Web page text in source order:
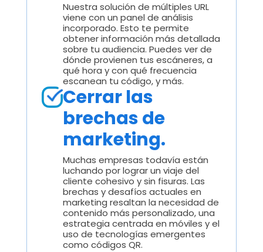
Nuestra solución de múltiples URL
viene con un panel de análisis
incorporado. Esto te permite
obtener información más detallada
sobre tu audiencia. Puedes ver de
dónde provienen tus escáneres, a
qué hora y con qué frecuencia
escanean tu código, y más.
Cerrar las
brechas de
marketing.
Muchas empresas todavía están
luchando por lograr un viaje del
cliente cohesivo y sin fisuras. Las
brechas y desafíos actuales en
marketing resaltan la necesidad de
contenido más personalizado, una
estrategia centrada en móviles y el
uso de tecnologías emergentes
como códigos QR.